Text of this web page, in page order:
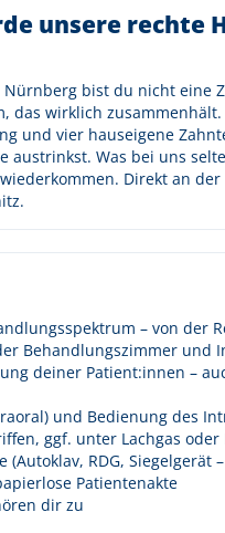
unsere rechte
bist du nicht eine
das wirklich
und vier hauseigene
Was bei uns
Direkt an
– von der
Behandlungszimmer und
deiner Patient:innen –
und Bedienung des
ggf. unter Lachgas oder
RDG,
Patientenakte
dir zu